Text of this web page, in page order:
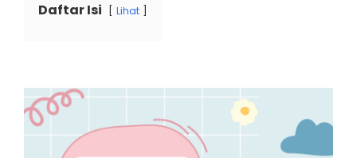
Daftar Isi Lihat